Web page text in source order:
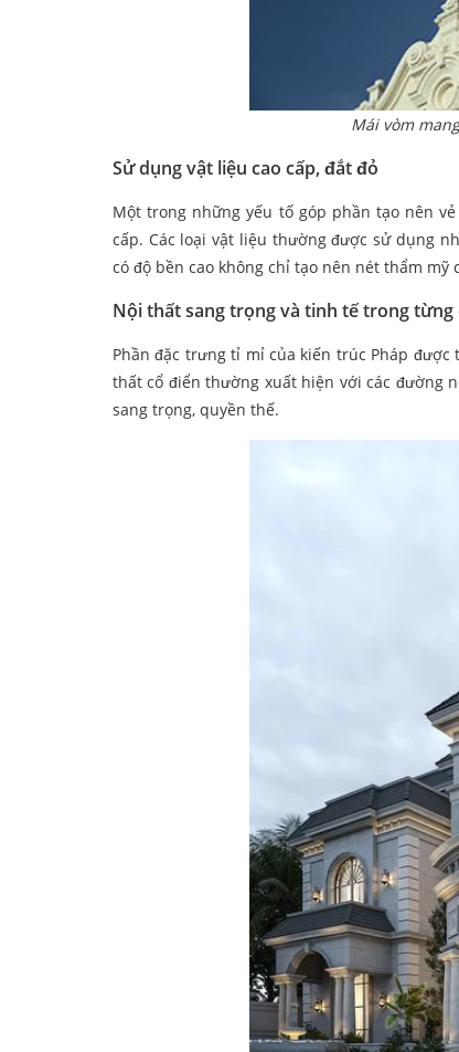
Mái vòm
Sử dụng vật liệu cao cấp, đắt đỏ
Một trong những yếu tố góp phần tạo nên
cấp. Các loại vật liệu thường được sử dụng
có độ bền cao không chỉ tạo nên nét thẩm
Nội thất sang trọng và tinh tế trong từng
Phần đặc trưng tỉ mỉ của kiến trúc Pháp
thất cổ điển thường xuất hiện với các đường
sang trọng, quyền thế.